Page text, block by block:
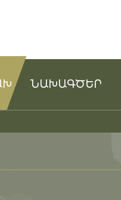
ՆԱԽԱԳԾԵՐ